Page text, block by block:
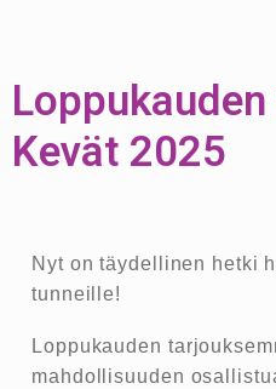
Kevät 2025
Nyt on täydellinen hetki
tunneille!
Loppukauden
mahdollisuuden